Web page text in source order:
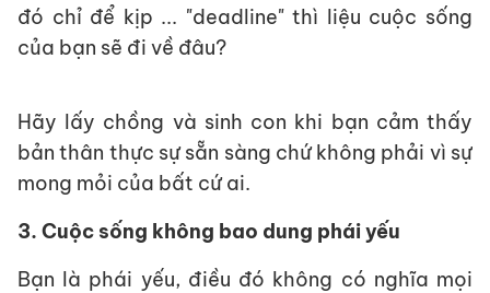
đó chỉ để kịp ... "deadline" thì liệu cuộc sống
của bạn sẽ đi về đâu?
Hãy lấy chồng và sinh con khi bạn cảm thấy
bản thân thực sự sẵn sàng chứ không phải vì sự
mong mỏi của bất cứ ai.
3. Cuộc sống không bao dung phái yếu
Bạn là phái yếu, điều đó không có nghĩa mọi